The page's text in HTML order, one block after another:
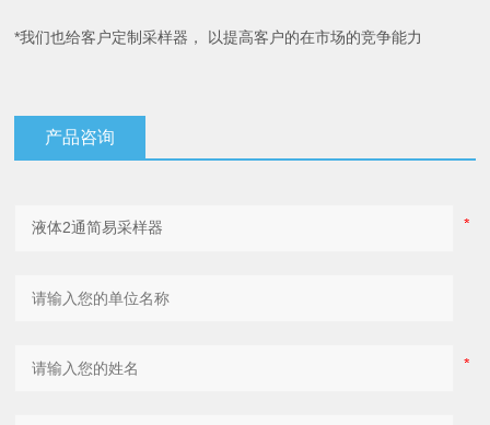
*我们也给客户定制采样器， 以提高客户的在市场的竞争能力
产品咨询